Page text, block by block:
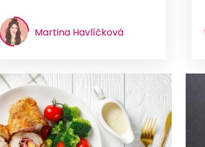
Martina Havlíčková